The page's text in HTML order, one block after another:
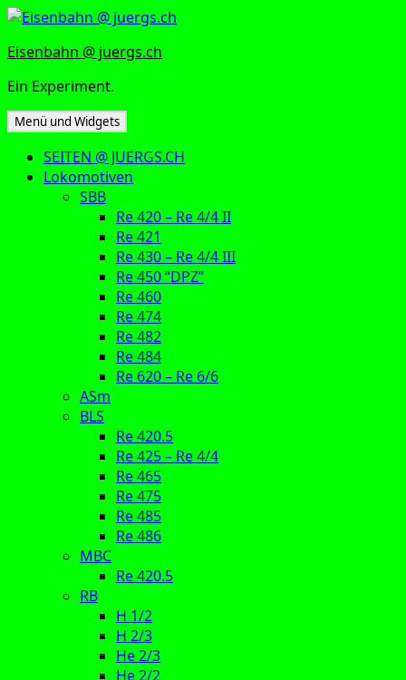
Zum
springen
Eisenbahn @ juergs.ch
Ein Experiment.
Menü und Widgets
SEITEN @ JUERGS.CH
Lokomotiven
SBB
Re 420 – Re 4/4 II
Re 421
Re 430 – Re 4/4 III
Re 450 “DPZ”
Re 460
Re 474
Re 482
Re 484
Re 620 – Re 6/6
ASm
BLS
Re 420.5
Re 425 – Re 4/4
Re 465
Re 475
Re 485
Re 486
MBC
Re 420.5
RB
H 1/2
H 2/3
He 2/3
He 2/2